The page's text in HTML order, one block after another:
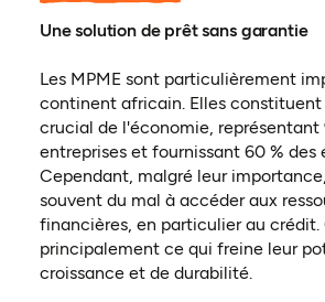
Une solution de prêt sans garantie
Les MPME sont particulièrement
continent africain. Elles
crucial de l'économie, représentant
entreprises et fournissant 60 % des
Cependant, malgré leur
souvent du mal à accéder aux
financières, en particulier au crédit.
principalement ce qui freine leur
croissance et de durabilité.